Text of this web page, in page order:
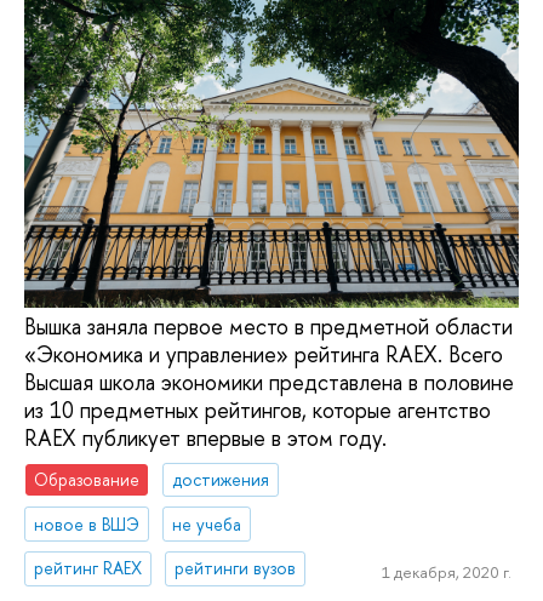
Вышка заняла первое место в предметной области
«Экономика и управление» рейтинга RAEX. Всего
Высшая школа экономики представлена в половине
из 10 предметных рейтингов, которые агентство
RAEX публикует впервые в этом году.
Образование
достижения
новое в ВШЭ
не учеба
рейтинг RAEX
рейтинги вузов 1 декабря, 2020 г.